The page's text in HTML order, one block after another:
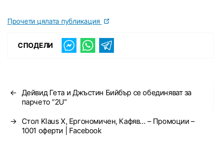
Прочети цялата публикация
СПОДЕЛИ
← Дейвид Гета и Джъстин Бийбър се обединяват за
парчето “2U”
→
Стол Klaus X, Ергономичен, Кафяв… – Промоции –
1001 оферти | Facebook